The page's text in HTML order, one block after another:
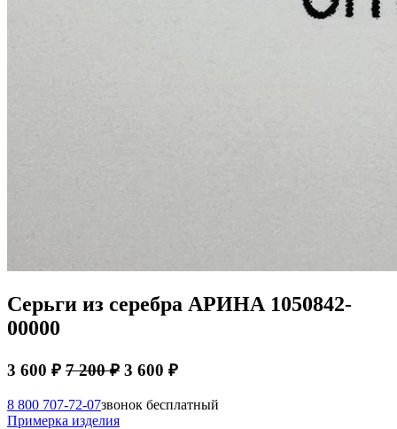
Серьги из серебра АРИНА 1050842-
00000
3 600 ₽ 7 200 ₽ 3 600 ₽
8 800 707-72-07звонок бесплатный
Примерка изделия